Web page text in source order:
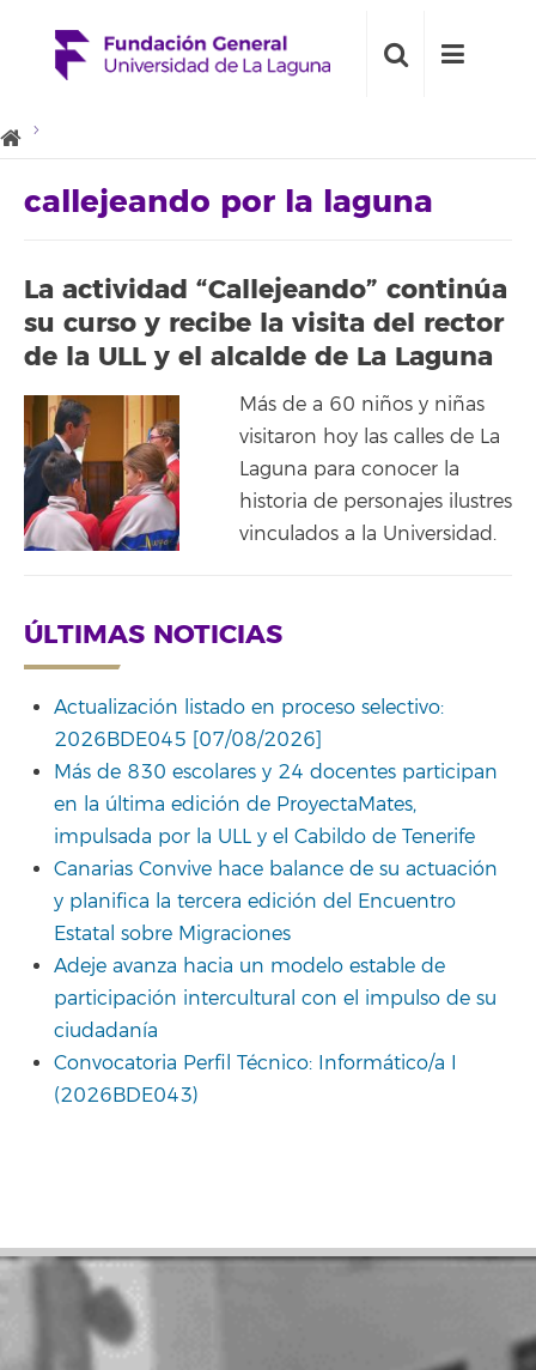
callejeando por la laguna
La actividad “Callejeando” continúa
su curso y recibe la visita del rector
de la ULL y el alcalde de La Laguna
Más de a 60 niños y niñas
visitaron hoy las calles de La
Laguna para conocer la
historia de personajes ilustres
vinculados a la Universidad.
ÚLTIMAS NOTICIAS
Actualización listado en proceso selectivo:
2026BDE045 [07/08/2026]
Más de 830 escolares y 24 docentes participan
en la última edición de ProyectaMates,
impulsada por la ULL y el Cabildo de Tenerife
Canarias Convive hace balance de su actuación
y planifica la tercera edición del Encuentro
Estatal sobre Migraciones
Adeje avanza hacia un modelo estable de
participación intercultural con el impulso de su
ciudadanía
Convocatoria Perfil Técnico: Informático/a I
(2026BDE043)